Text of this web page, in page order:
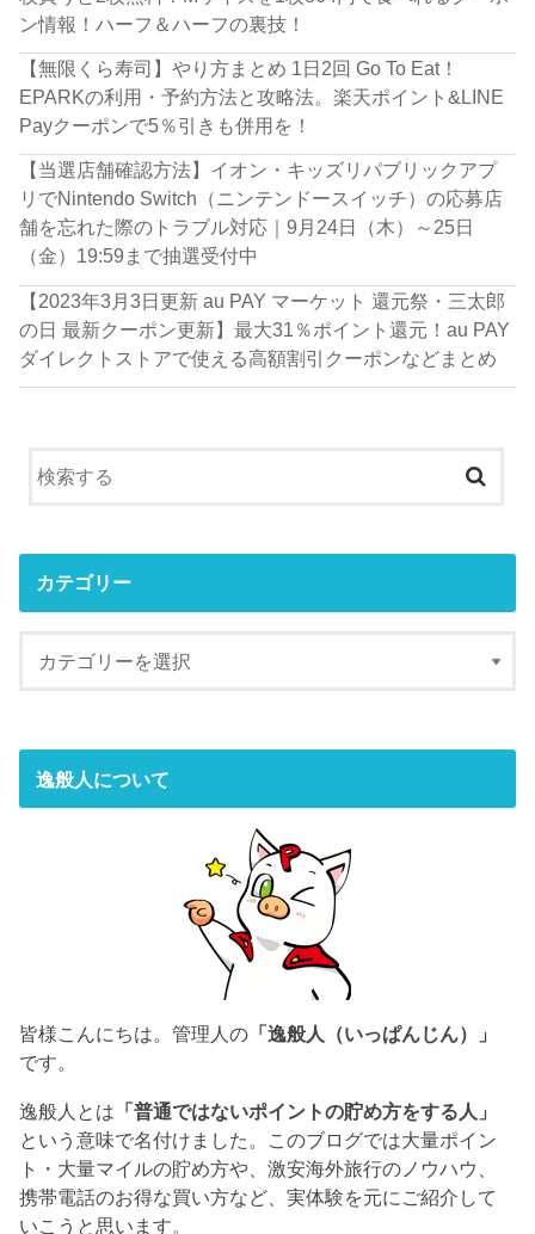
ン情報！ハーフ＆ハーフの裏技！
【無限くら寿司】やり方まとめ 1日2回 Go To Eat！
EPARKの利用・予約方法と攻略法。楽天ポイント&LINE
Payクーポンで5％引きも併用を！
【当選店舗確認方法】イオン・キッズリパブリックアプ
リでNintendo Switch（ニンテンドースイッチ）の応募店
舗を忘れた際のトラブル対応｜9月24日（木）～25日
（金）19:59まで抽選受付中
【2023年3月3日更新 au PAY マーケット 還元祭・三太郎
の日 最新クーポン更新】最大31％ポイント還元！au PAY
ダイレクトストアで使える高額割引クーポンなどまとめ
カテゴリー
逸般人について
皆様こんにちは。管理人の 「逸般人（いっぱんじん）」
です。
逸般人とは 「普通ではないポイントの貯め方をする人」
という意味で名付けました。このブログでは大量ポイン
ト・大量マイルの貯め方や、激安海外旅行のノウハウ、
携帯電話のお得な買い方など、実体験を元にご紹介して
いこうと思います。